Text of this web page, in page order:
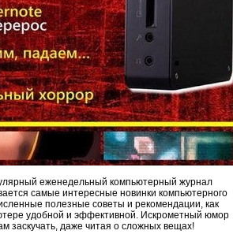
еженедельный компьютерный журнал
самые интересные новинки компьютерного
полезные советы и рекомендации, как
удобной и эффективной. Искрометный юмор
заскучать, даже читая о сложных вещах!